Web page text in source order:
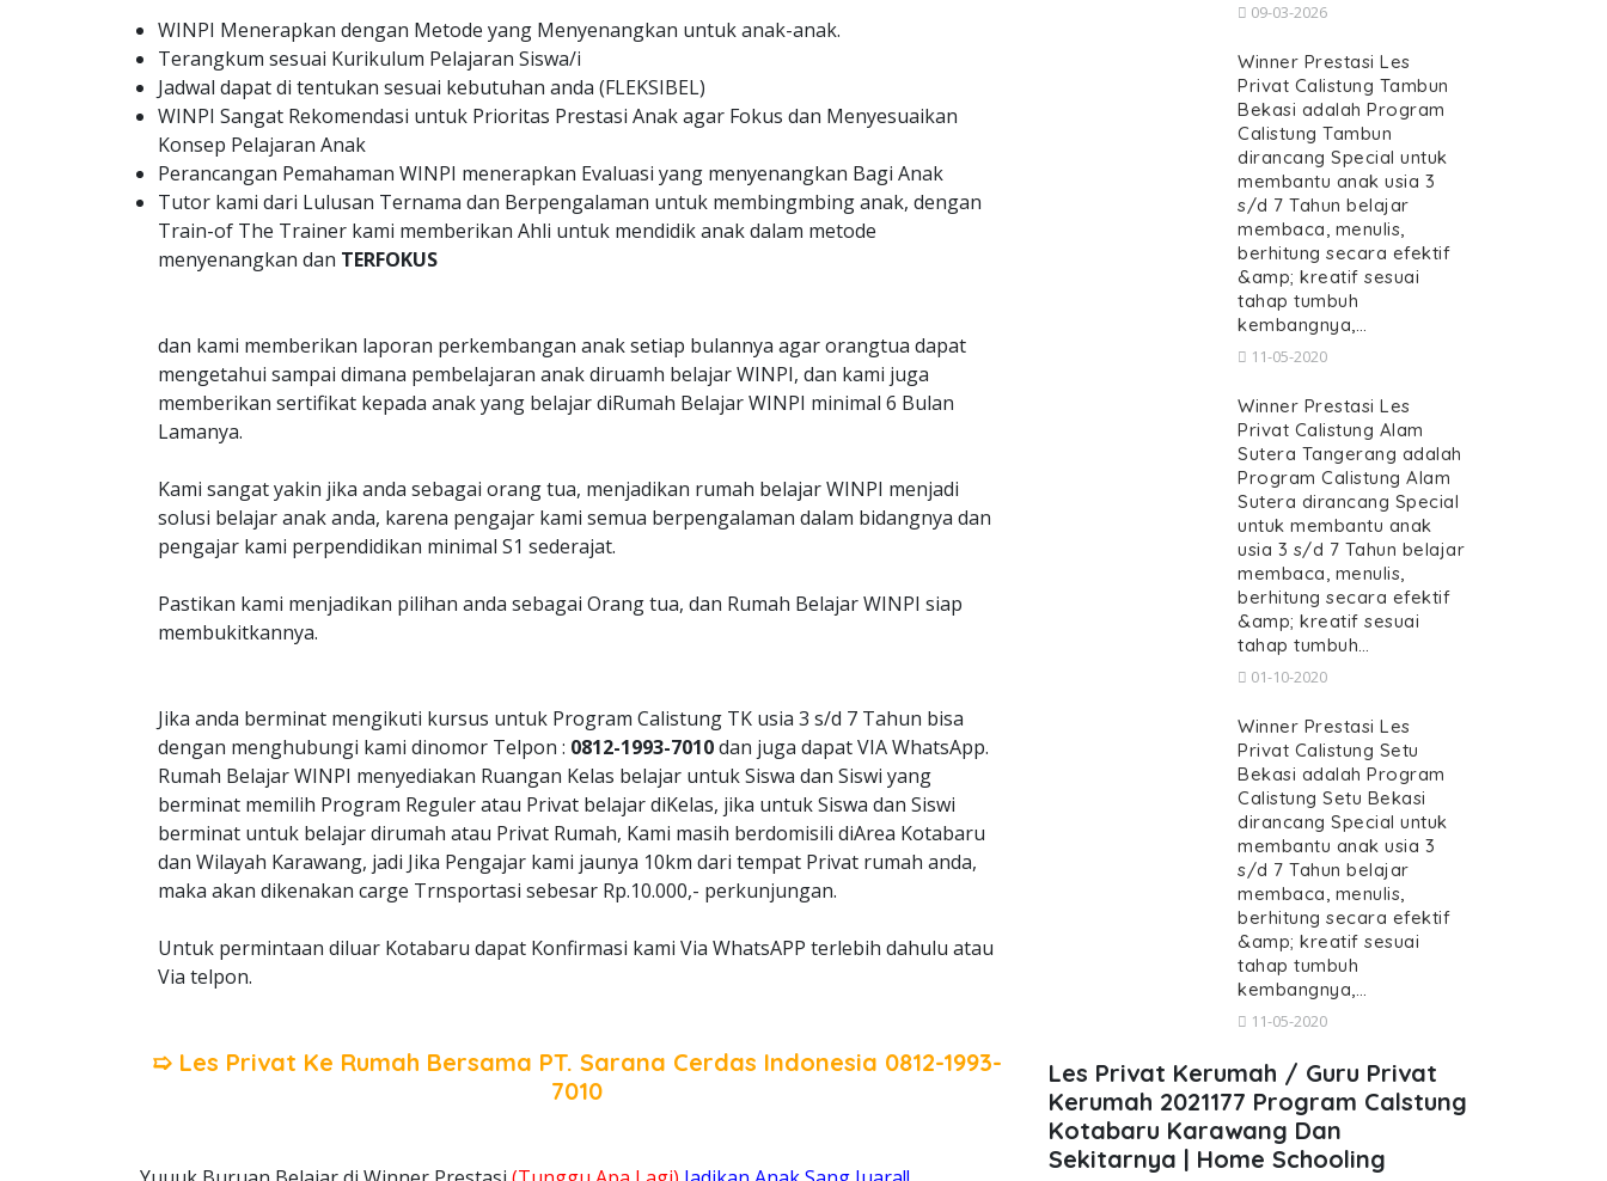
WINPI Menerapkan dengan Metode yang Menyenangkan untuk anak-anak.
Terangkum sesuai Kurikulum Pelajaran Siswa/i
Jadwal dapat di tentukan sesuai kebutuhan anda (FLEKSIBEL)
WINPI Sangat Rekomendasi untuk Prioritas Prestasi Anak agar Fokus dan Menyesuaikan
Konsep Pelajaran Anak
Perancangan Pemahaman WINPI menerapkan Evaluasi yang menyenangkan Bagi Anak
Tutor kami dari Lulusan Ternama dan Berpengalaman untuk membingmbing anak, dengan
Train-of The Trainer kami memberikan Ahli untuk mendidik anak dalam metode
menyenangkan dan TERFOKUS
dan kami memberikan laporan perkembangan anak setiap bulannya agar orangtua dapat
mengetahui sampai dimana pembelajaran anak diruamh belajar WINPI, dan kami juga
memberikan sertifikat kepada anak yang belajar diRumah Belajar WINPI minimal 6 Bulan
Lamanya.
Kami sangat yakin jika anda sebagai orang tua, menjadikan rumah belajar WINPI menjadi
solusi belajar anak anda, karena pengajar kami semua berpengalaman dalam bidangnya dan
pengajar kami perpendidikan minimal S1 sederajat.
Pastikan kami menjadikan pilihan anda sebagai Orang tua, dan Rumah Belajar WINPI siap
membukitkannya.
Jika anda berminat mengikuti kursus untuk Program Calistung TK usia 3 s/d 7 Tahun bisa
dengan menghubungi kami dinomor Telpon : 0812-1993-7010dan juga dapat VIA WhatsApp.
Rumah Belajar WINPI menyediakan Ruangan Kelas belajar untuk Siswa dan Siswi yang
berminat memilih Program Reguler atau Privat belajar diKelas, jika untuk Siswa dan Siswi
berminat untuk belajar dirumah atau Privat Rumah, Kami masih berdomisili diArea Kotabaru
dan Wilayah Karawang, jadi Jika Pengajar kami jaunya 10km dari tempat Privat rumah anda,
maka akan dikenakan carge Trnsportasi sebesar Rp.10.000,- perkunjungan.
Untuk permintaan diluar Kotabaru dapat Konfirmasi kami Via WhatsAPP terlebih dahulu atau
Via telpon.
➯ Les Privat Ke Rumah Bersama PT. Sarana Cerdas Indonesia 0812-1993-
7010
09-03-2026
Winner Prestasi Les
Privat Calistung Tambun
Bekasi adalah Program
Calistung Tambun
dirancang Special untuk
membantu anak usia 3
s/d 7 Tahun belajar
membaca, menulis,
berhitung secara efektif
&amp; kreatif sesuai
tahap tumbuh
kembangnya,…
11-05-2020
Winner Prestasi Les
Privat Calistung Alam
Sutera Tangerang adalah
Program Calistung Alam
Sutera dirancang Special
untuk membantu anak
usia 3 s/d 7 Tahun belajar
membaca, menulis,
berhitung secara efektif
&amp; kreatif sesuai
tahap tumbuh…
01-10-2020
Winner Prestasi Les
Privat Calistung Setu
Bekasi adalah Program
Calistung Setu Bekasi
dirancang Special untuk
membantu anak usia 3
s/d 7 Tahun belajar
membaca, menulis,
berhitung secara efektif
&amp; kreatif sesuai
tahap tumbuh
kembangnya,…
11-05-2020
Les Privat Kerumah / Guru Privat
Kerumah 2021177 Program Calstung
Kotabaru Karawang Dan
Sekitarnya | Home Schooling